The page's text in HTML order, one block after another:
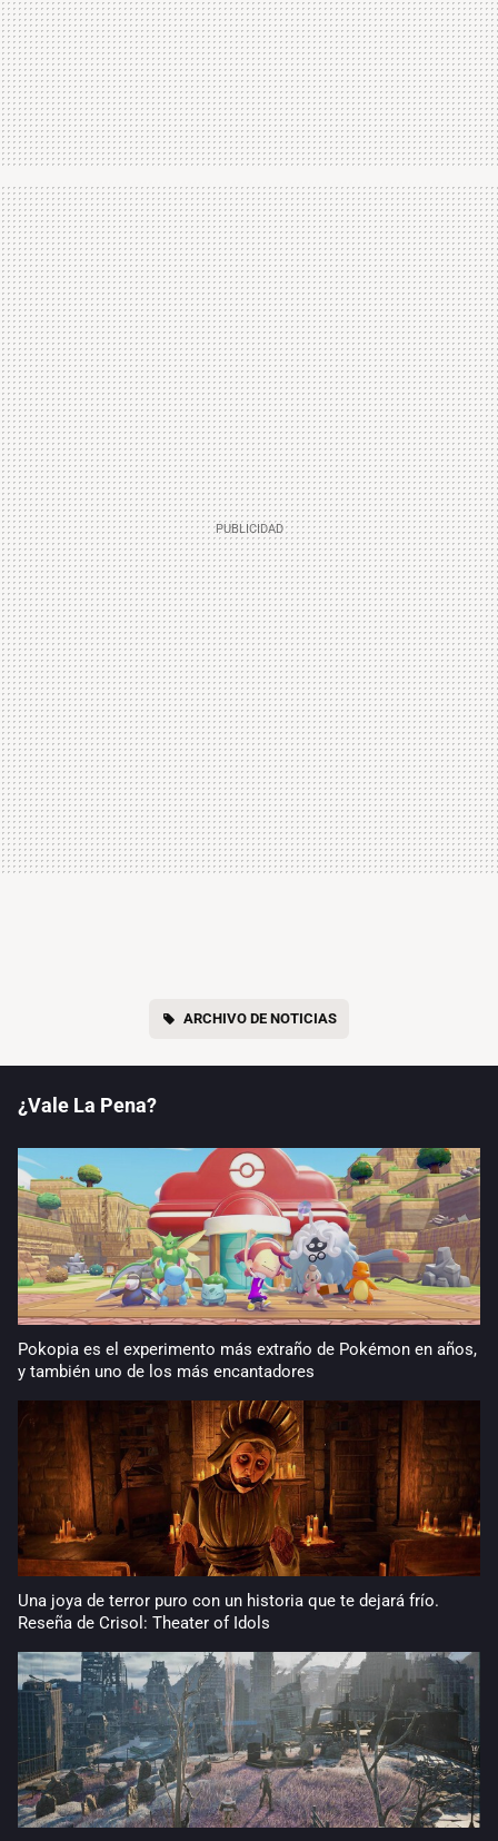
ARCHIVO DE NOTICIAS
¿Vale La Pena?
Pokopia es el experimento más extraño de Pokémon en años,
y también uno de los más encantadores
Una joya de terror puro con un historia que te dejará frío.
Reseña de Crisol: Theater of Idols